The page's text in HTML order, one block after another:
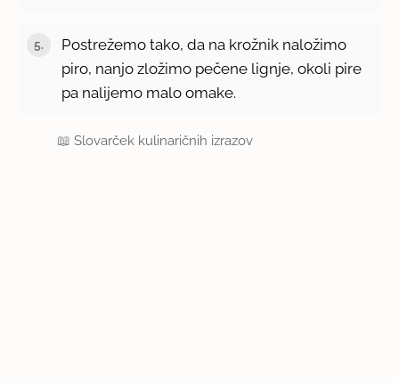
Postrežemo tako, da na krožnik naložimo
piro, nanjo zložimo pečene lignje, okoli pire
pa nalijemo malo omake.
📖Slovarček kulinaričnih izrazov